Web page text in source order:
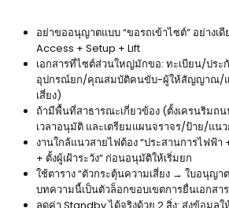
อย่าขออนุญาตแบบ “ขอรถเข้าไซต์” อย่างเ
Access + Setup + Lift
เอกสารที่ไซต์ส่วนใหญ่มักขอ: ทะเบียน/ปร
อุปกรณ์ยก/คุณสมบัติคนขับ-ผู้ให้สัญญาณ/แ
เสี่ยง)
ถ้ามีพื้นที่สาธารณะเกี่ยวข้อง (ตั้งเครนริมถ
เวลาอนุมัติ และเตรียมแผนจราจร/ป้าย/แน
งานใกล้แนวสายไฟต้อง “ประสานการไฟฟ้
+ ตั้งผู้เฝ้าระวัง” ก่อนอนุมัติให้เริ่มยก
ใช้ตาราง “ตัวกระตุ้นความเสี่ยง → ใบอนุญา
บทความนี้เป็นตัวล็อกขอบเขตการยื่นเอกสาร